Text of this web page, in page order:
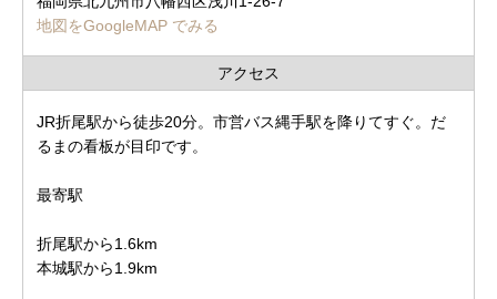
地図をGoogleMAP でみる
アクセス
JR折尾駅から徒歩20分。市営バス縄手駅を降りてすぐ。だ
るまの看板が目印です。
最寄駅
折尾駅から1.6km
本城駅から1.9km